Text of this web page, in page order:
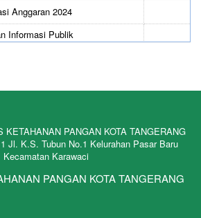
Anggaran 2024
Informasi Publik
KETAHANAN PANGAN KOTA TANGERANG
Jl. K.S. Tubun No.1 Kelurahan Pasar Baru
Kecamatan Karawaci
PANGAN KOTA TANGERANG